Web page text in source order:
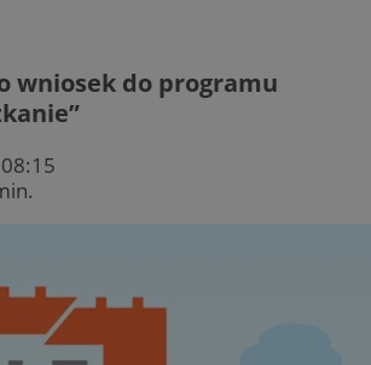
wniosek do programu